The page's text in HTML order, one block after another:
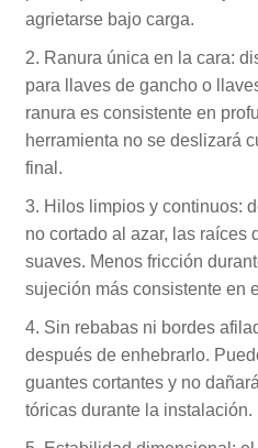
agrietarse bajo carga.
2. Ranura única en la cara:
para llaves de gancho o
ranura es consistente en
herramienta no se deslizará
final.
3. Hilos limpios y continuos:
no cortado al azar, las raíces
suaves. Menos fricción
sujeción más consistente en
4. Sin rebabas ni bordes
después de enhebrarlo.
guantes cortantes y no
tóricas durante la instalación.